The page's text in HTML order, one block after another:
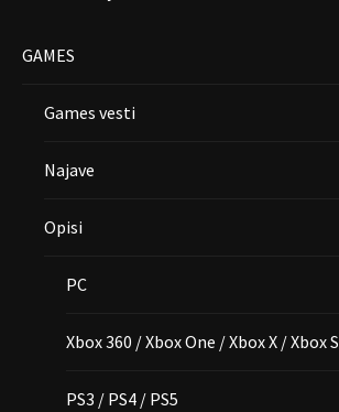
GAMES
Games vesti
Najave
Opisi
PC
Xbox 360 / Xbox One / Xbox X / Xbox S
PS3 / PS4 / PS5